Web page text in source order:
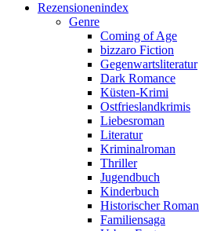
Rezensionenindex
Genre
Coming of Age
bizzaro Fiction
Gegenwartsliteratur
Dark Romance
Küsten-Krimi
Ostfrieslandkrimis
Liebesroman
Literatur
Kriminalroman
Thriller
Jugendbuch
Kinderbuch
Historischer Roman
Familiensaga